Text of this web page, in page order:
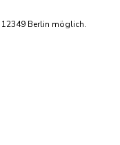
Berlin möglich.